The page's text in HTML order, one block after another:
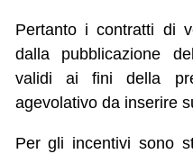
Pertanto i contratti di
dalla pubblicazione
validi ai fini della
agevolativo da inserire
Per gli incentivi sono